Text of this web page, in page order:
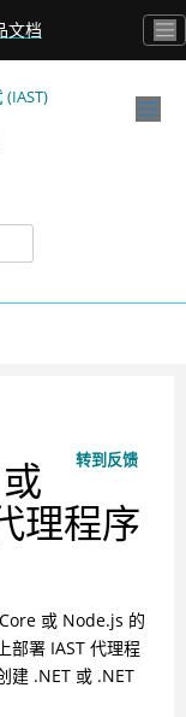
文档
转到反馈
理程序
或 Node.js 的
部署 IAST 代理程
建 .NET 或 .NET